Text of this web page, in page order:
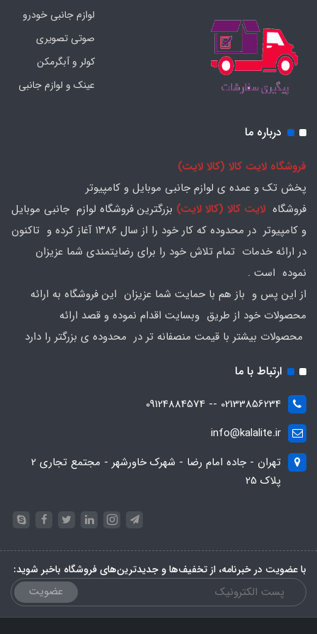
لوازم جانبی خودرو
صوتی تصویری
کولر و آبگرمکن
عینک و لوازم جانبی
درباره ما
فروشگاه لایت کالا (کالا لایت)
پخش تک و عمده ی لوازم جانبی موبایل و کامپیوتر
فروشگاه لایت کالا (کالا لایت) بزرگترین فروشگاه لوازم جانبی موبایل
و کامپیوتر در محدوده که کار خود را از سال ۱۳۸۶ آغاز کرده و تاکنون
در ارائه خدمات تمام تلاش خود را برای رضایتمندی شما عزیزان
نموده است .
از این پس و باز هم با حمایت شما عزیزان این فروشگاه به ارائه
محصولات خود از طریق وبسایت اقدام نموده و قصد ارائه
محصولات بیشتر با قیمت منصفانه تر در محدوده ی بزرگتر را دارد
ارتباط با ما
02133856234 -- 09124884574
info@kalalite.ir
تهران - جاده امام رضا - شهرک خاورشهر - مجتمع تجاری 2
پلاک 25
با عضویت در خبرنامه، از تخفیف‌ها و جدیدترین‌های فروشگاه باخبر شوید:
عضویت